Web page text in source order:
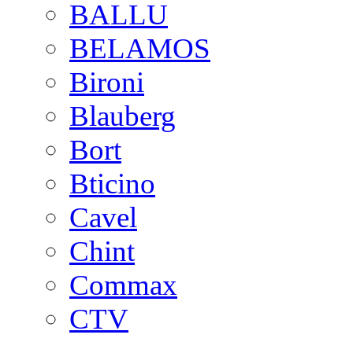
BALLU
BELAMOS
Bironi
Blauberg
Bort
Bticino
Cavel
Chint
Commax
CTV